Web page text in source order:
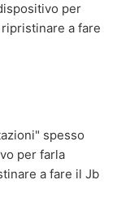
per
a fare
spesso
per farla
a fare il Jb